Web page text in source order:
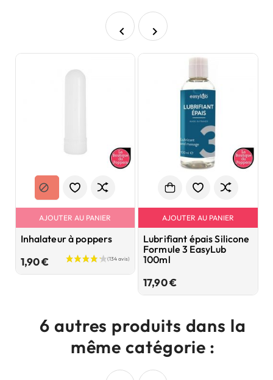
 
AJOUTER AU PANIER
Inhalateur à poppers
1,90 €Prix
AJOUTER AU PANIER
Lubrifiant épais Silicone
Formule 3 EasyLub
100ml
17,90 €Prix
6 autres produits dans la
même catégorie :